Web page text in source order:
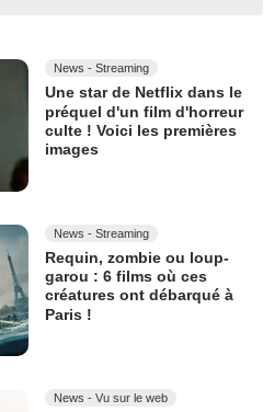
News - Streaming
Une star de Netflix dans le
préquel d'un film d'horreur
culte ! Voici les premières
images
News - Streaming
Requin, zombie ou loup-
garou : 6 films où ces
créatures ont débarqué à
Paris !
News - Vu sur le web